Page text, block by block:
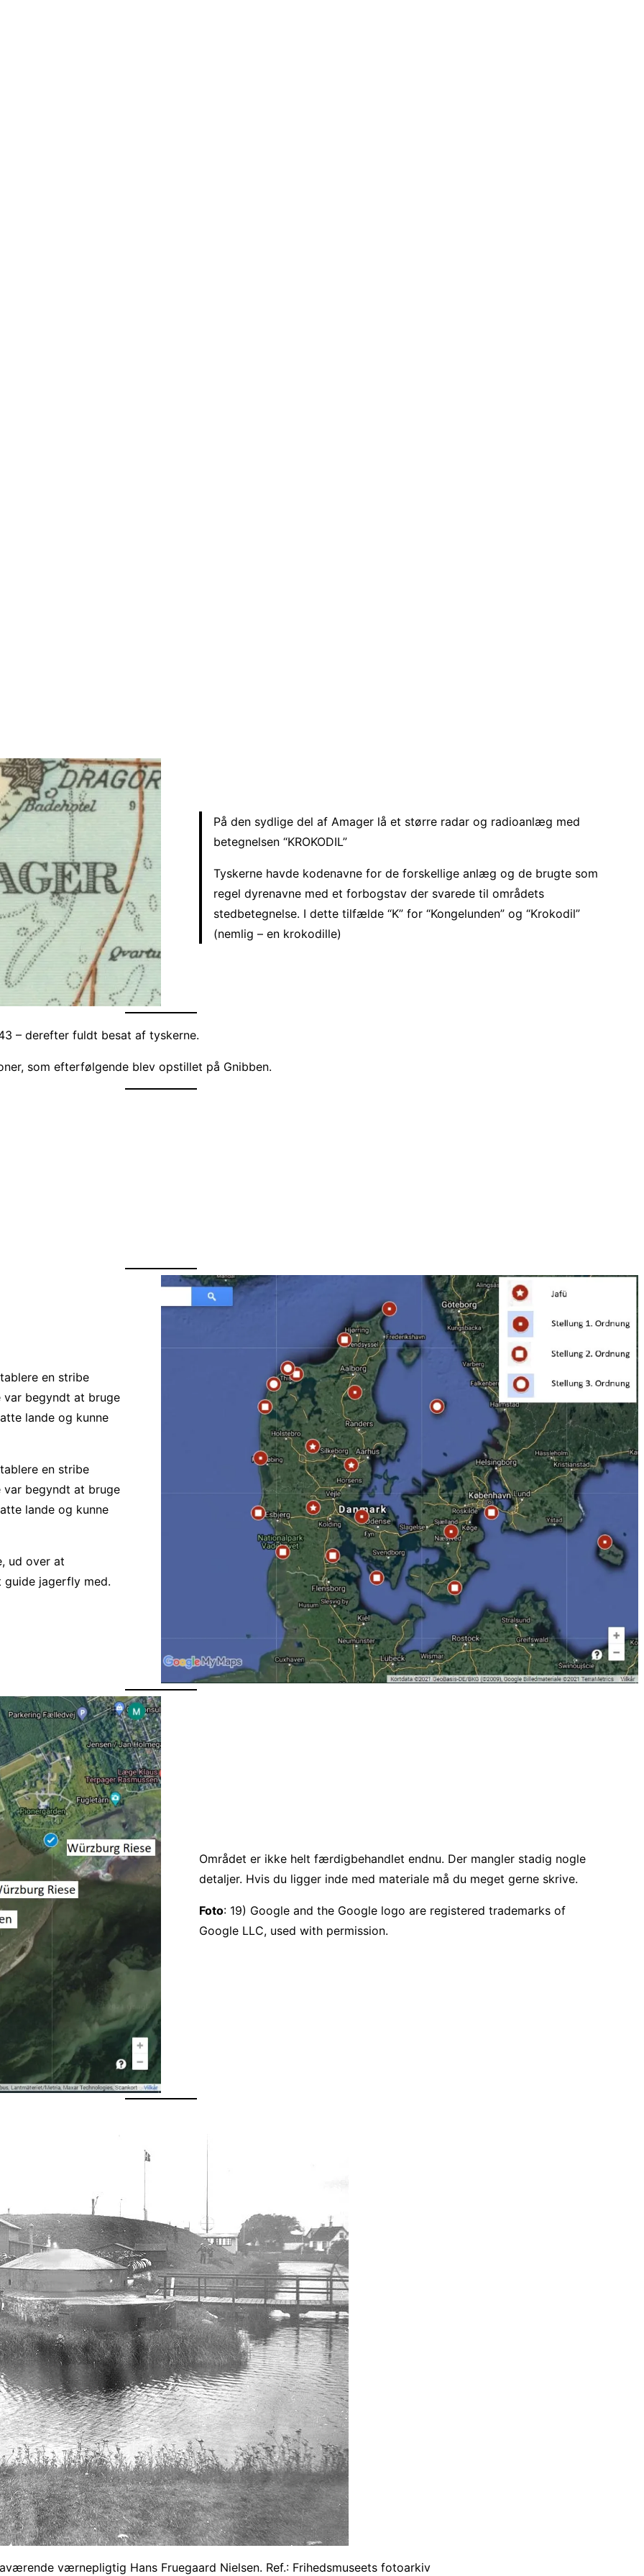
På den sydlige del af Amager lå et større radar og radioanlæg med
betegnelsen “KROKODIL”
Tyskerne havde kodenavne for de forskellige anlæg og de brugte som
regel dyrenavne med et forbogstav der svarede til områdets
stedbetegnelse. I dette tilfælde “K” for “Kongelunden” og “Krokodil”
(nemlig – en krokodille)
– derefter fuldt besat af tyskerne.
som efterfølgende blev opstillet på Gnibben.
en stribe
begyndt at bruge
lande og kunne
en stribe
begyndt at bruge
lande og kunne
ud over at
guide jagerfly med.
Området er ikke helt færdigbehandlet endnu. Der mangler stadig nogle
detaljer. Hvis du ligger inde med materiale må du meget gerne skrive.
Foto: 19) Google and the Google logo are registered trademarks of
Google LLC, used with permission.
værnepligtig Hans Fruegaard Nielsen. Ref.: Frihedsmuseets fotoarkiv